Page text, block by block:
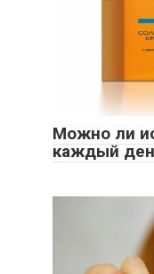
Можно ли
каждый